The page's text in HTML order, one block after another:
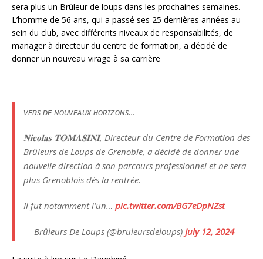
sera plus un Brûleur de loups dans les prochaines semaines.
L’homme de 56 ans, qui a passé ses 25 dernières années au
sein du club, avec différents niveaux de responsabilités, de
manager à directeur du centre de formation, a décidé de
donner un nouveau virage à sa carrière
ᴠᴇʀs ᴅᴇ ɴᴏᴜᴠᴇᴀᴜx ʜᴏʀɪᴢᴏɴs…
𝐍𝐢𝐜𝐨𝐥𝐚𝐬 𝐓𝐎𝐌𝐀𝐒𝐈𝐍𝐈, Directeur du Centre de Formation des
Brûleurs de Loups de Grenoble, a décidé de donner une
nouvelle direction à son parcours professionnel et ne sera
plus Grenoblois dès la rentrée.
Il fut notamment l’un… pic.twitter.com/BG7eDpNZst
— Brûleurs De Loups (@bruleursdeloups) July 12, 2024